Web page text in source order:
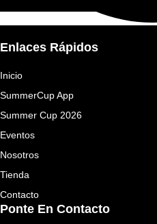
Enlaces Rápidos
Inicio
SummerCup App
Summer Cup 2026
Eventos
Nosotros
Tienda
Contacto
Ponte En Contacto